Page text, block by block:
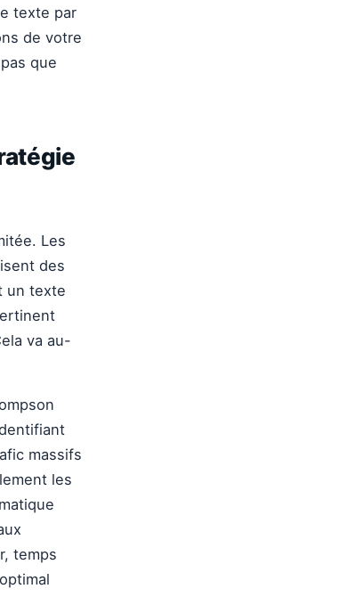
texte par
de votre
que
Les
des
un texte
va au-
massifs
les
temps